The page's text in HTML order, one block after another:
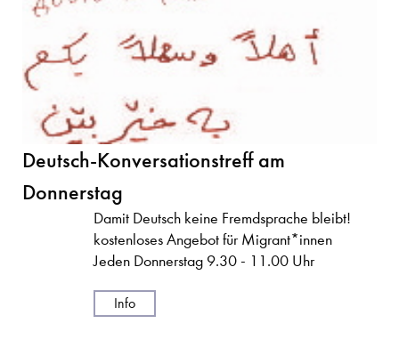
Deutsch-Konversationstreff am
Donnerstag
Damit Deutsch keine Fremdsprache bleibt!
kostenloses Angebot für Migrant*innen
Jeden Donnerstag 9.30 - 11.00 Uhr
Info